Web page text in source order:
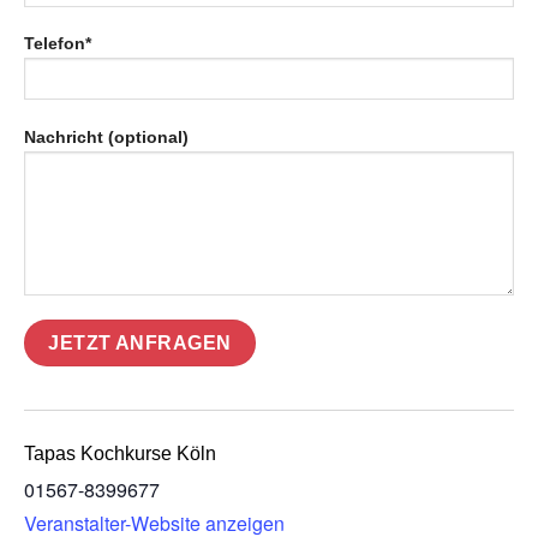
Telefon*
Nachricht (optional)
Tapas Kochkurse Köln
01567-8399677
Veranstalter-Website anzeigen